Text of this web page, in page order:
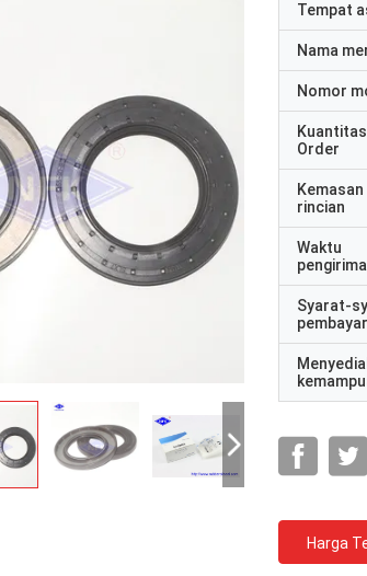
Tempat
Nama
Nomor
Order
Kemasan
rincian
Waktu
Syarat-
Harga